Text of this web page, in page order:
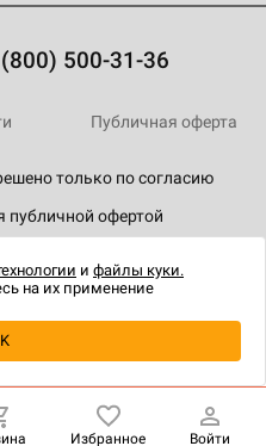
| 1 190 ₽
500-31-36
только по согласию
публичной офертой
Публичная оферта
Избранное Войти
и файлы куки.
на их применение